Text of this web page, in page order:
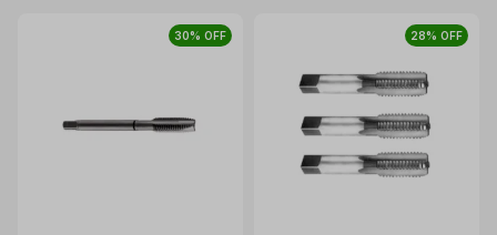
30% OFF 28% OFF